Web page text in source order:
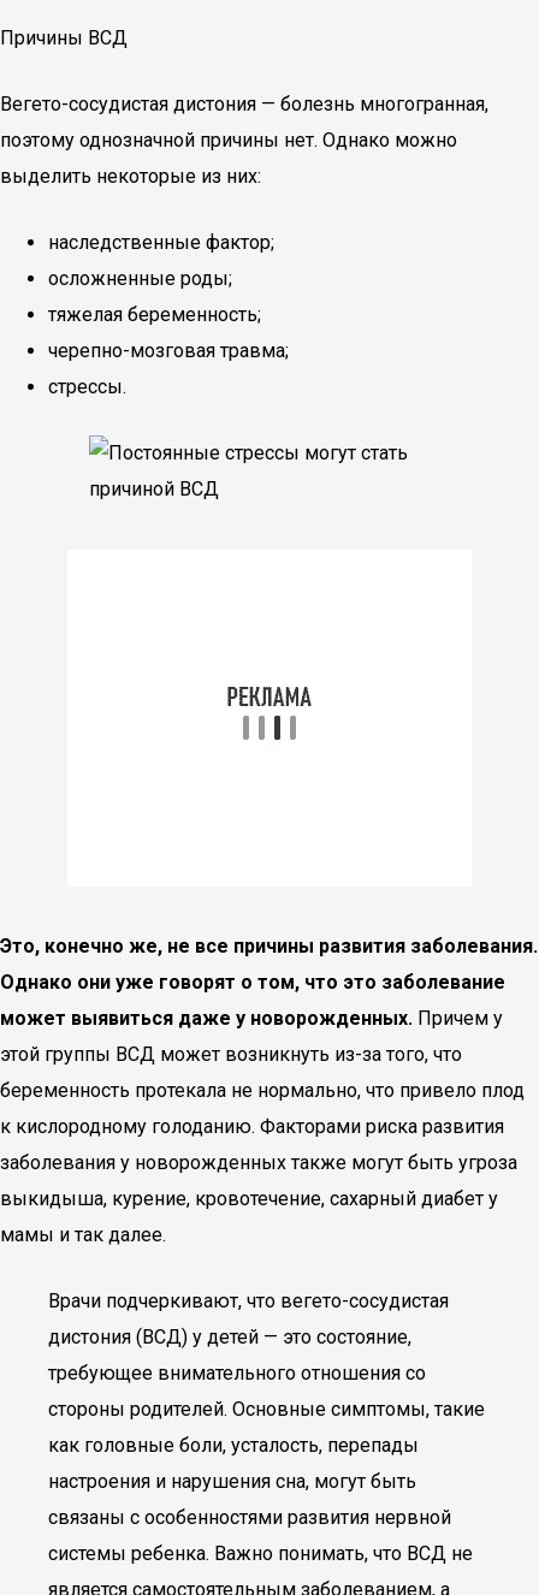
Причины ВСД
Вегето-сосудистая дистония — болезнь многогранная,
поэтому однозначной причины нет. Однако можно
выделить некоторые из них:
наследственные фактор;
осложненные роды;
тяжелая беременность;
черепно-мозговая травма;
стрессы.
Это, конечно же, не все причины развития заболевания.
Однако они уже говорят о том, что это заболевание
может выявиться даже у новорожденных. Причем у
этой группы ВСД может возникнуть из-за того, что
беременность протекала не нормально, что привело плод
к кислородному голоданию. Факторами риска развития
заболевания у новорожденных также могут быть угроза
выкидыша, курение, кровотечение, сахарный диабет у
мамы и так далее.
Врачи подчеркивают, что вегето-сосудистая
дистония (ВСД) у детей — это состояние,
требующее внимательного отношения со
стороны родителей. Основные симптомы, такие
как головные боли, усталость, перепады
настроения и нарушения сна, могут быть
связаны с особенностями развития нервной
системы ребенка. Важно понимать, что ВСД не
является самостоятельным заболеванием, а